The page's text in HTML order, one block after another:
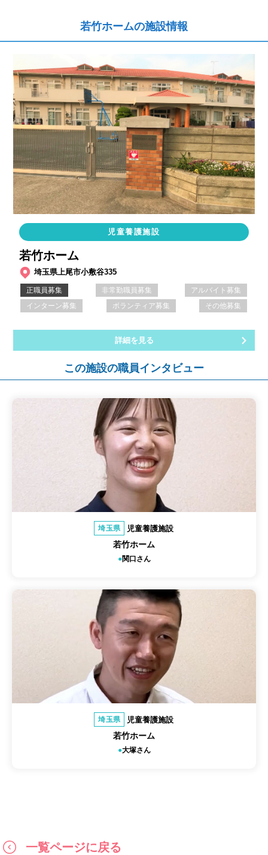
若竹ホームの施設情報
児童養護施設
若竹ホーム
埼玉県上尾市小敷谷335
正職員募集 非常勤職員募集
アルバイト募集
インターン募集
ボランティア募集 その他募集
詳細を見る
この施設の職員インタビュー
埼玉県 児童養護施設
若竹ホーム
関口さん
埼玉県 児童養護施設
若竹ホーム
大塚さん
一覧ページに戻る